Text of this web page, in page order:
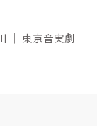
｜ 東京音実劇